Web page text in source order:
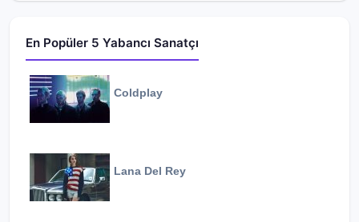
En Popüler 5 Yabancı Sanatçı
Coldplay
Lana Del Rey